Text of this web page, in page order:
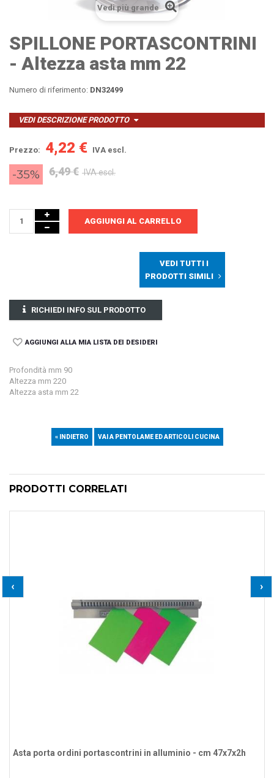
Vedi più grande
SPILLONE PORTASCONTRINI
- Altezza asta mm 22
Numero di riferimento: DN32499
VEDI DESCRIZIONE PRODOTTO
Prezzo: 4,22 € IVA escl.
-35% 6,49 € IVA escl.
AGGIUNGI AL CARRELLO
VEDI TUTTI I
PRODOTTI SIMILI
RICHIEDI INFO SUL PRODOTTO
AGGIUNGI ALLA MIA LISTA DEI DESIDERI
Profondità mm 90
Altezza mm 220
Altezza asta mm 22
« INDIETRO VAI A PENTOLAME ED ARTICOLI CUCINA
PRODOTTI CORRELATI
‹ ›
Asta porta ordini portascontrini in alluminio - cm 47x7x2h